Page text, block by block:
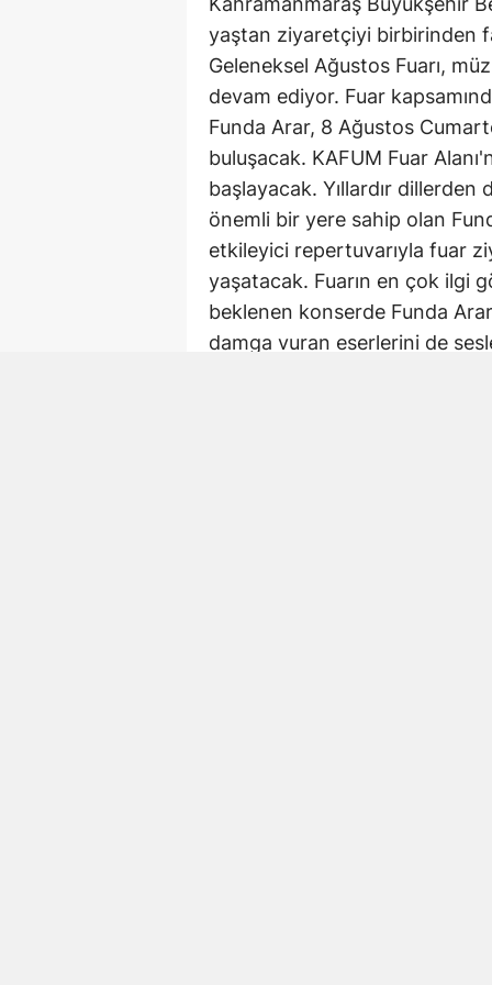
yaştan ziyaretçiyi birbirinden
Geleneksel Ağustos Fuarı,
devam ediyor. Fuar
Funda Arar, 8 Ağustos
buluşacak. KAFUM Fuar
başlayacak. Yıllardır
önemli bir yere sahip olan
etkileyici repertuvarıyla fuar
yaşatacak. Fuarın en çok ilgi
beklenen konserde Funda
damga vuran eserlerini de